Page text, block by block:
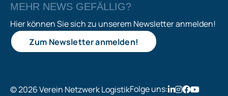
MEHR NEWS GEFÄLLIG?
Hier können Sie sich zu unserem Newsletter anmelden!
Zum Newsletter anmelden!
© 2026 Verein Netzwerk LogistikFolge uns: